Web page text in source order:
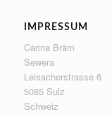
IMPRESSUM
Carina Bräm
Sewera
Leisacherstrasse 6
5085 Sulz
Schweiz